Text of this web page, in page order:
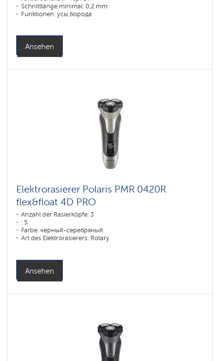
Schnittlänge minimal: 0,2 mm
Funktionen: усы,борода
Ansehen
Elektrorasierer Polaris PMR 0420R
flex&float 4D PRO
Anzahl der Rasierköpfe: 3
: 5
Farbe: черный-серебряный
Art des Elektrorasierers: Rotary
Akku-Ladezeit: 1,5
Ansehen